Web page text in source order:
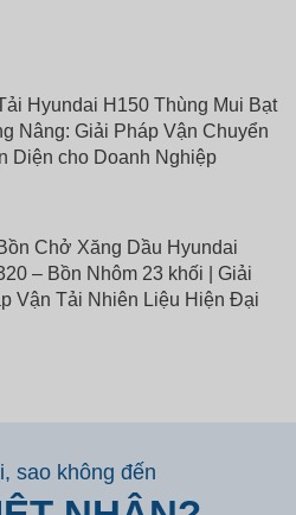
Hyundai H150 Thùng Mui Bạt
Nâng: Giải Pháp Vận Chuyển
Diện cho Doanh Nghiệp
Chở Xăng Dầu Hyundai
– Bồn Nhôm 23 khối | Giải
Vận Tải Nhiên Liệu Hiện Đại
sao không đến